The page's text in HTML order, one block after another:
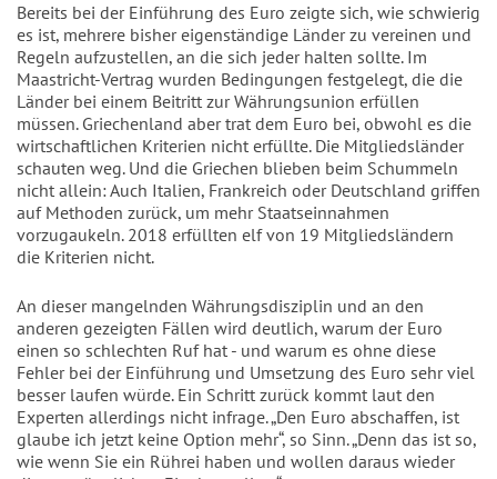
Bereits bei der Einführung des Euro zeigte sich, wie schwierig
es ist, mehrere bisher eigenständige Länder zu vereinen und
Regeln aufzustellen, an die sich jeder halten sollte. Im
Maastricht-Vertrag wurden Bedingungen festgelegt, die die
Länder bei einem Beitritt zur Währungsunion erfüllen
müssen. Griechenland aber trat dem Euro bei, obwohl es die
wirtschaftlichen Kriterien nicht erfüllte. Die Mitgliedsländer
schauten weg. Und die Griechen blieben beim Schummeln
nicht allein: Auch Italien, Frankreich oder Deutschland griffen
auf Methoden zurück, um mehr Staatseinnahmen
vorzugaukeln. 2018 erfüllten elf von 19 Mitgliedsländern
die Kriterien nicht.
An dieser mangelnden Währungsdisziplin und an den
anderen gezeigten Fällen wird deutlich, warum der Euro
einen so schlechten Ruf hat - und warum es ohne diese
Fehler bei der Einführung und Umsetzung des Euro sehr viel
besser laufen würde. Ein Schritt zurück kommt laut den
Experten allerdings nicht infrage. „Den Euro abschaffen, ist
glaube ich jetzt keine Option mehr“, so Sinn. „Denn das ist so,
wie wenn Sie ein Rührei haben und wollen daraus wieder